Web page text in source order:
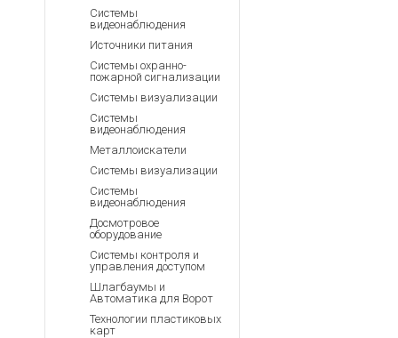
Системы
видеонаблюдения
Источники питания
Системы охранно-
пожарной сигнализации
Системы визуализации
Системы
видеонаблюдения
Металлоискатели
Системы визуализации
Системы
видеонаблюдения
Досмотровое
оборудование
Системы контроля и
управления доступом
Шлагбаумы и
Автоматика для Ворот
Технологии пластиковых
карт